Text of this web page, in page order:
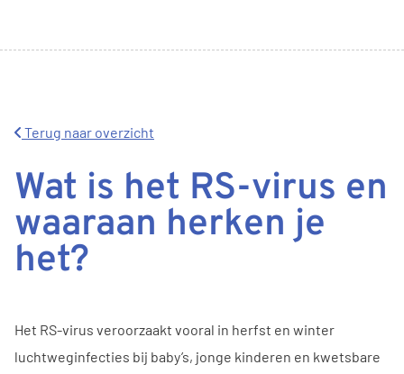
Terug naar overzicht
Wat is het RS-virus en
waaraan herken je
het?
Het RS-virus veroorzaakt vooral in herfst en winter
luchtweginfecties bij baby’s, jonge kinderen en kwetsbare